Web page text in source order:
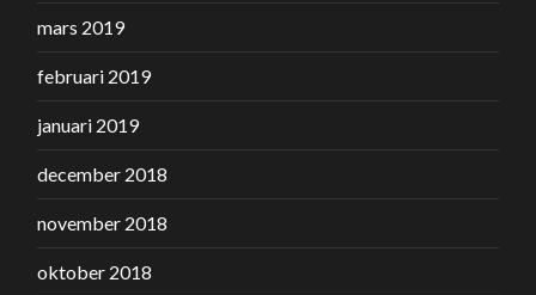
mars 2019
februari 2019
januari 2019
december 2018
november 2018
oktober 2018